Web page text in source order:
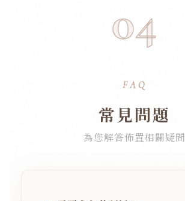
04
FAQ
常見問題
為您解答佈置相關疑問